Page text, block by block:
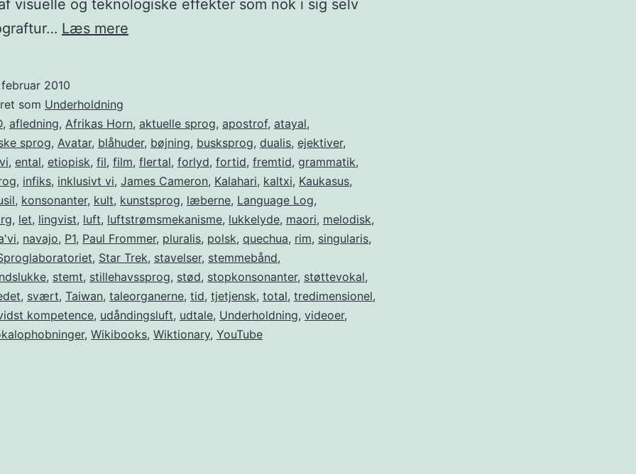
visuelle og teknologiske effekter som nok i sig selv
Læs mere
2010
som Underholdning
, afledning, Afrikas Horn, aktuelle sprog, apostrof, atayal,
sprog, Avatar, blåhuder, bøjning, busksprog, dualis, ejektiver,
, ental, etiopisk, fil, film, flertal, forlyd, fortid, fremtid, grammatik,
, infiks, inklusivt vi, James Cameron, Kalahari, kaltxi, Kaukasus,
, konsonanter, kult, kunstsprog, læberne, Language Log,
, let, lingvist, luft, luftstrømsmekanisme, lukkelyde, maori, melodisk,
, navajo, P1, Paul Frommer, pluralis, polsk, quechua, rim, singularis,
, Star Trek, stavelser, stemmebånd,
, stemt, stillehavssprog, stød, stopkonsonanter, støttevokal,
, svært, Taiwan, taleorganerne, tid, tjetjensk, total, tredimensionel,
kompetence, udåndingsluft, udtale, Underholdning, videoer,
, Wikibooks, Wiktionary, YouTube